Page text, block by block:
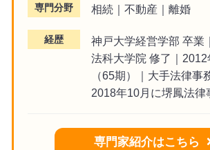
専門分野 相続｜不動産｜離婚
経歴
神戸大学経営学部 卒業
法科大学院 修了｜
（65期）｜大手法律事
2018年10月に堺鳳法律
専門家紹介はこちら